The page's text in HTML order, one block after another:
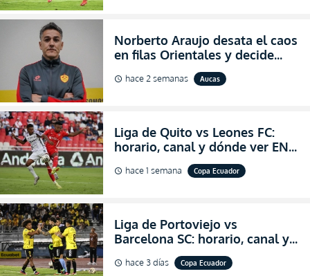
Norberto Araujo desata el caos
en filas Orientales y decide
abandonar la dirección técnica
de Aucas
schedule hace 2 semanas Aucas
Liga de Quito vs Leones FC:
horario, canal y dónde ver EN
VIVO los octavos de final de la
Copa Ecuador 2026
schedule hace 1 semana Copa Ecuador
Liga de Portoviejo vs
Barcelona SC: horario, canal y
dónde ver EN VIVO los octavos
de final de la Copa Ecuador
schedule hace 3 días Copa Ecuador